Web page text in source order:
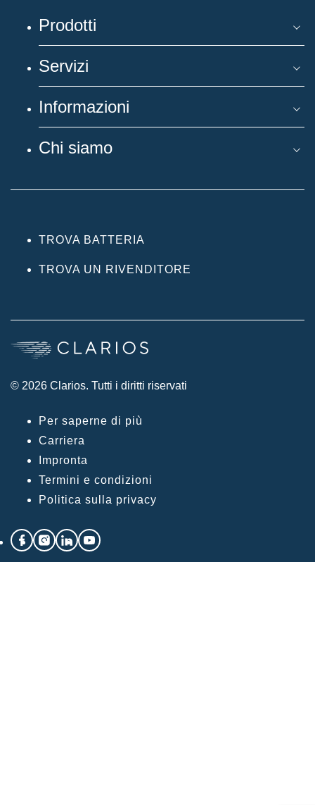
Prodotti
Servizi
Informazioni
Chi siamo
TROVA BATTERIA
TROVA UN RIVENDITORE
© 2026 Clarios. Tutti i diritti riservati
Per saperne di più
Carriera
Impronta
Termini e condizioni
Politica sulla privacy